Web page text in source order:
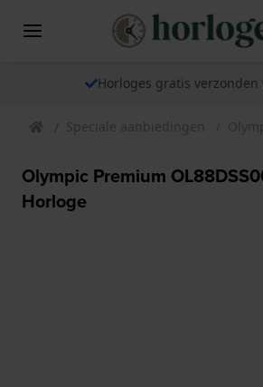
Horloges gratis verzonden
Speciale aanbiedingen
Olympic Premium
Horloge